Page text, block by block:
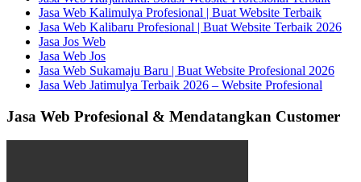
Jasa Web Kalimulya Profesional | Buat Website Terbaik
Jasa Web Kalibaru Profesional | Buat Website Terbaik 2026
Jasa Jos Web
Jasa Web Jos
Jasa Web Sukamaju Baru | Buat Website Profesional 2026
Jasa Web Jatimulya Terbaik 2026 – Website Profesional
Jasa Web Profesional & Mendatangkan Customer